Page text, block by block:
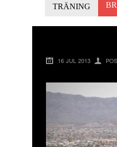
TRÄNING
16 JUL 2013